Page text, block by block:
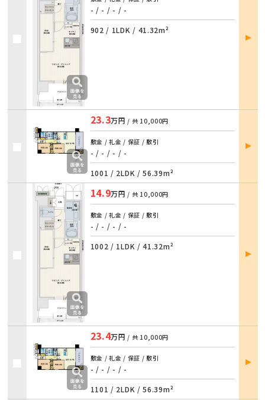
- / - / - / -
902 / 1LDK / 41.32m²
部屋
詳細
23.3万円 / 共 10,000円
敷金 / 礼金 / 保証 / 敷引
- / - / - / -
1001 / 2LDK /56.39m²
部屋
詳細
14.9万円 / 共 10,000円
敷金 / 礼金 / 保証 / 敷引
- / - / - / -
1002 / 1LDK /41.32m²
部屋
詳細
23.4万円 / 共 10,000円
敷金 / 礼金 / 保証 / 敷引
- / - / - / -
1101 / 2LDK /56.39m²
部屋
詳細